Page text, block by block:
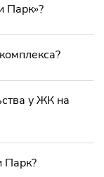
Парк»?
у ЖК на
Парк?